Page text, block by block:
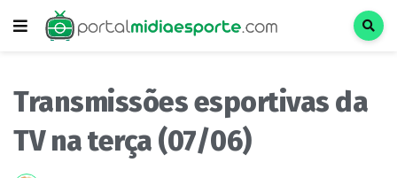
Transmissões esportivas da
TV na terça (07/06)